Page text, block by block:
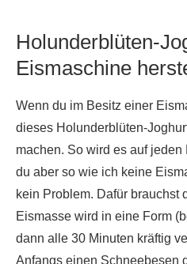
Holunderblüten-
Eismaschine
Wenn du im Besitz einer
dieses Holunderblüten-
machen. So wird es auf
du aber so wie ich keine
kein Problem. Dafür brauchst
Eismasse wird in eine Form
dann alle 30 Minuten kräftig
Anfangs einen Schneebesen